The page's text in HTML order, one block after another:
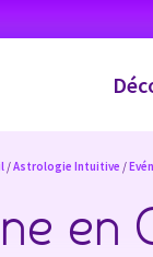
/Astrologie Intuitive /